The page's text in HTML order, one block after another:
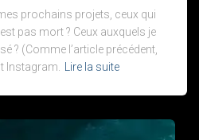
prochains projets, ceux qui
pas mort ? Ceux auxquels je
? (Comme l’article précédent,
Instagram. Lire la suite